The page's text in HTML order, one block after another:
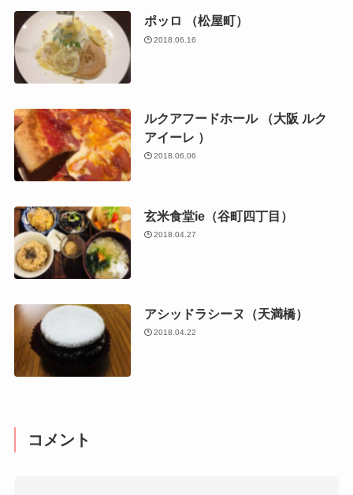
ポッロ （松屋町）
2018.06.16
ルクアフードホール （大阪 ルク
アイーレ ）
2018.06.06
玄米食堂ie（谷町四丁目）
2018.04.27
アシッドラシーヌ（天満橋）
2018.04.22
コメント